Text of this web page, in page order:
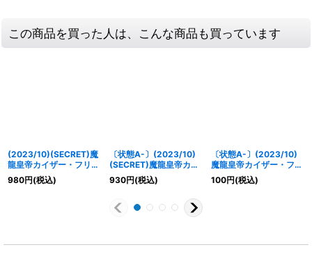
この商品を買った人は、こんな商品も買っています
(2023/10)(SECRET)魔
龍皇帝カイザー・フリー
ド【X-SEC】{BSC42-
X03}《多》
980円(税込)
〔状態A-〕(2023/10)
(SECRET)魔龍皇帝カイ
ザー・フリード【X-
SEC】{BSC42-X03}
930円(税込)
〔状態A-〕(2023/10)
魔龍皇帝カイザー・フリ
ード【X】{BSC42-
X03}《多》
100円(税込)